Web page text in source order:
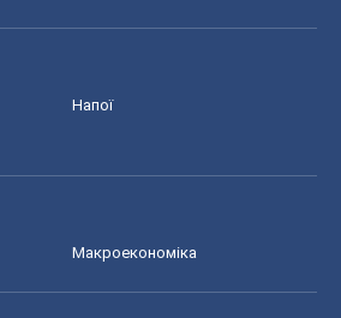
Напої
Макроекономіка